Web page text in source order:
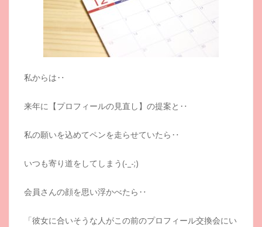
私からは‥
来年に【プロフィールの見直し】の提案と‥
私の願いを込めてペンを走らせていたら‥
いつも寄り道をしてしまう(-_-;)
会員さんの顔を思い浮かべたら‥
「彼女に合いそうな人がこの前のプロフィール交換会にい